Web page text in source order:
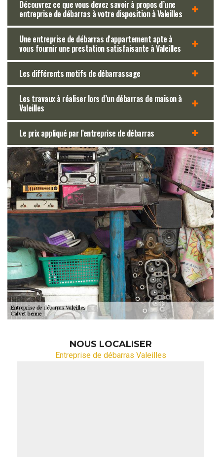
Découvrez ce que vous devez savoir à propos d’une
entreprise de débarras à votre disposition à Valeilles
Une entreprise de débarras d'appartement apte à
vous fournir une prestation satisfaisante à Valeilles
Les différents motifs de débarrassage
Les travaux à réaliser lors d’un débarras de maison à
Valeilles
Le prix appliqué par l’entreprise de débarras
NOUS LOCALISER
Entreprise de débarras Valeilles